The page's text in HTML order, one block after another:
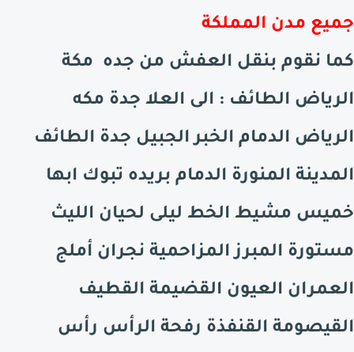
جميع مدن المملكة
كما نقوم بنقل العفش من جده مكة
الرياض الطائف : الى العلا جدة مكه
الرياض الدمام الخبر الجبيل جدة الطائف
المدينة المنورة الدمام بريده تبوك ابها
خميس مشيط الخط ليلى لحيان الليث
مستورة المبرز المزاحمية نجران أملج
العمران العيون القضيمة القطيف
القيصومة القنفذة رفحة الرأس رأس